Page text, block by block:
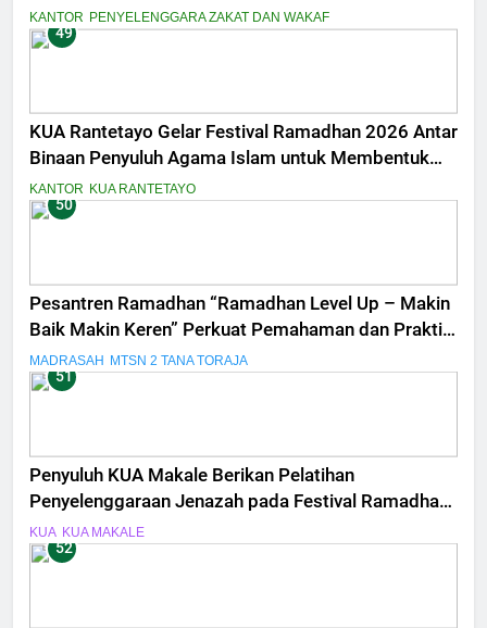
KANTOR PENYELENGGARA ZAKAT DAN WAKAF
49
KUA Rantetayo Gelar Festival Ramadhan 2026 Antar
Binaan Penyuluh Agama Islam untuk Membentuk
Generasi Qurani
KANTOR KUA RANTETAYO
50
Pesantren Ramadhan “Ramadhan Level Up – Makin
Baik Makin Keren” Perkuat Pemahaman dan Praktik
Ibadah Siswa MTsN 2 Tana Toraja
MADRASAH MTSN 2 TANA TORAJA
51
Penyuluh KUA Makale Berikan Pelatihan
Penyelenggaraan Jenazah pada Festival Ramadhan
MAN Tana Toraja
KUA KUA MAKALE
52